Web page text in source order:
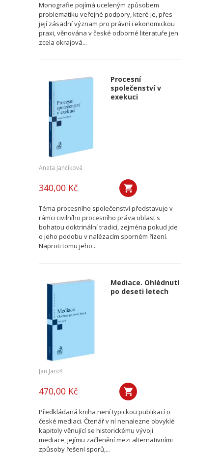
Monografie pojímá uceleným způsobem
problematiku veřejné podpory, které je, přes
její zásadní význam pro právní i ekonomickou
praxi, věnována v české odborné literatuře jen
zcela okrajová...
Procesní
společenství v
exekuci
Aneta Jančíková
340,00 Kč
Téma procesního společenství představuje v
rámci civilního procesního práva oblast s
bohatou doktrinální tradicí, zejména pokud jde
o jeho podobu v nalézacím sporném řízení.
Naproti tomu jeho...
Mediace. Ohlédnutí
po deseti letech
Jan Jaroš
470,00 Kč
Předkládaná kniha není typickou publikací o
české mediaci. Čtenář v ní nenalezne obvyklé
kapitoly věnující se historickému vývoji
mediace, jejímu začlenění mezi alternativními
způsoby řešení sporů,...